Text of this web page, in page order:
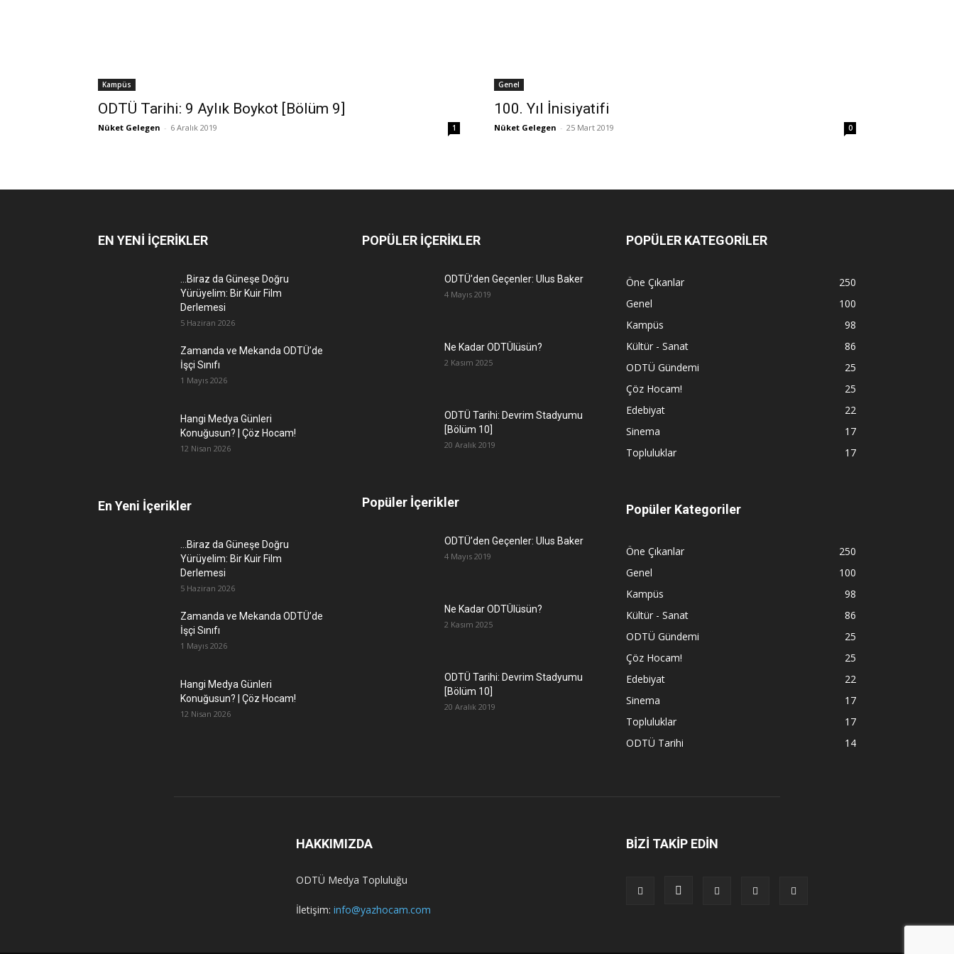
Kampüs
ODTÜ Tarihi: 9 Aylık Boykot [Bölüm 9]
Nüket Gelegen - 6 Aralık 2019 1
Genel
100. Yıl İnisiyatifi
Nüket Gelegen - 25 Mart 2019 0
EN YENİ İÇERİKLER
…Biraz da Güneşe Doğru
Yürüyelim: Bir Kuir Film
Derlemesi
5 Haziran 2026
Zamanda ve Mekanda ODTÜ’de
İşçi Sınıfı
1 Mayıs 2026
Hangi Medya Günleri
Konuğusun? | Çöz Hocam!
12 Nisan 2026
En Yeni İçerikler
…Biraz da Güneşe Doğru
Yürüyelim: Bir Kuir Film
Derlemesi
5 Haziran 2026
Zamanda ve Mekanda ODTÜ’de
İşçi Sınıfı
1 Mayıs 2026
Hangi Medya Günleri
Konuğusun? | Çöz Hocam!
12 Nisan 2026
POPÜLER İÇERİKLER
ODTÜ’den Geçenler: Ulus Baker
4 Mayıs 2019
Ne Kadar ODTÜlüsün?
2 Kasım 2025
ODTÜ Tarihi: Devrim Stadyumu
[Bölüm 10]
20 Aralık 2019
Popüler İçerikler
ODTÜ’den Geçenler: Ulus Baker
4 Mayıs 2019
Ne Kadar ODTÜlüsün?
2 Kasım 2025
ODTÜ Tarihi: Devrim Stadyumu
[Bölüm 10]
20 Aralık 2019
POPÜLER KATEGORİLER
Öne Çıkanlar
250
Genel
100
Kampüs
98
Kültür - Sanat
86
ODTÜ Gündemi
25
Çöz Hocam!
25
Edebiyat
22
Sinema
17
Topluluklar
17
Popüler Kategoriler
Öne Çıkanlar
250
Genel
100
Kampüs
98
Kültür - Sanat
86
ODTÜ Gündemi
25
Çöz Hocam!
25
Edebiyat
22
Sinema
17
Topluluklar
17
ODTÜ Tarihi
14
HAKKIMIZDA
ODTÜ Medya Topluluğu
İletişim: info@yazhocam.com
BİZİ TAKİP EDİN